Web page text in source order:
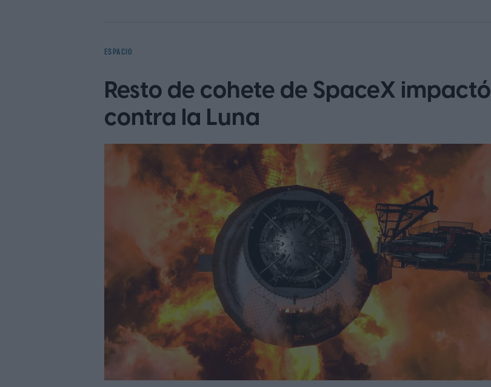
ESPACIO
Resto de cohete de SpaceX impactó
contra la Luna